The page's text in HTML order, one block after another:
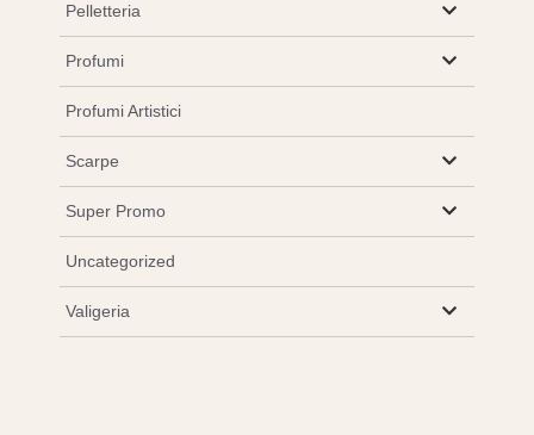
Pelletteria
Profumi
Profumi Artistici
Scarpe
Super Promo
Uncategorized
Valigeria